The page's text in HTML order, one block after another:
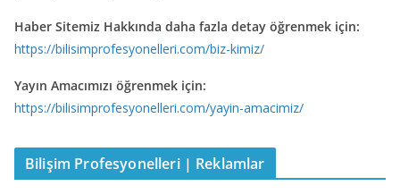
Haber Sitemiz Hakkında daha fazla detay öğrenmek için:
https://bilisimprofesyonelleri.com/biz-kimiz/
Yayın Amacımızı öğrenmek için:
https://bilisimprofesyonelleri.com/yayin-amacimiz/
Bilişim Profesyonelleri | Reklamlar